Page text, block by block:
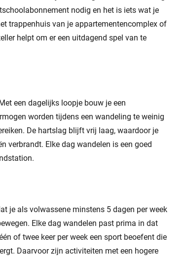
nodig en het is iets wat je
trappenhuis van je appartementencomplex of
helpt om er een uitdagend spel van te
een dagelijks loopje bouw je een
worden tijdens een wandeling te weinig
De hartslag blijft vrij laag, waardoor je
verbrandt. Elke dag wandelen is een goed
je als volwassene minstens 5 dagen per week
Elke dag wandelen past prima in dat
of twee keer per week een sport beoefent die
Daarvoor zijn activiteiten met een hogere